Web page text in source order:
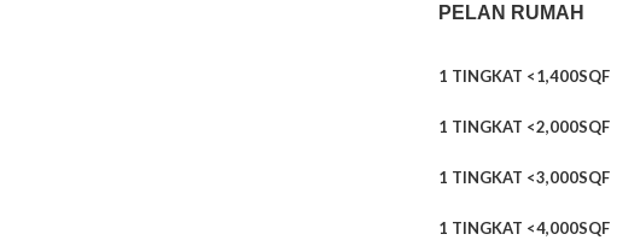
PELAN RUMAH
1 TINGKAT <1,400SQF
1 TINGKAT <2,000SQF
1 TINGKAT <3,000SQF
1 TINGKAT <4,000SQF